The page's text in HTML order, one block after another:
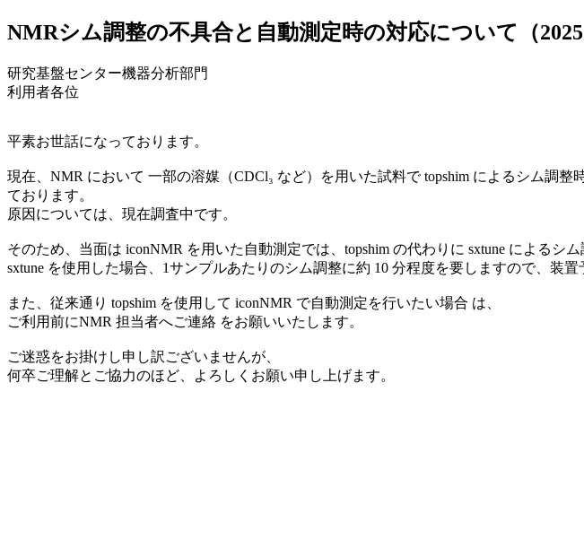
NMRシム調整の不具合と自動測定時の対応について（
研究基盤センター機器分析部門
利用者各位
平素お世話になっております。
現在、NMR において 一部の溶媒（CDCl₃ など）を用いた試料で topshim によるシム調
ております。
原因については、現在調査中です。
そのため、当面は iconNMR を用いた自動測定では、topshim の代わりに sxtune によるシム
sxtune を使用した場合、1サンプルあたりのシム調整に約 10 分程度を要しますので、装置
また、従来通り topshim を使用して iconNMR で自動測定を行いたい場合 は、
ご利用前にNMR 担当者へご連絡 をお願いいたします。
ご迷惑をお掛けし申し訳ございませんが、
何卒ご理解とご協力のほど、よろしくお願い申し上げます。